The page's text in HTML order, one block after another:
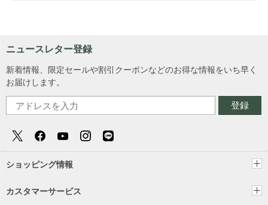
ニュースレター登録
新着情報、限定セールや割引クーポンなどのお得な情報をいち早く
お届けします。
登録
ショッピング情報
カスタマーサービス